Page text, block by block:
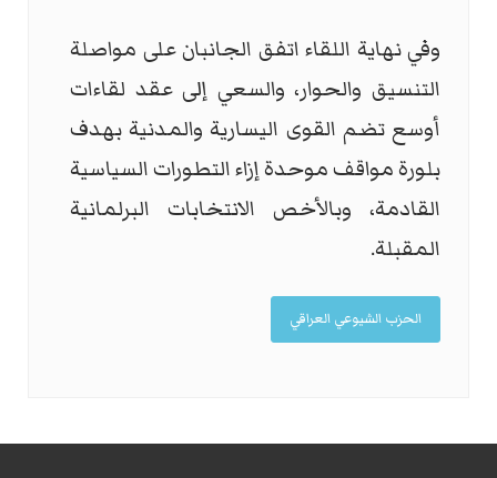
وفي نهاية اللقاء اتفق الجانبان على مواصلة
التنسيق والحوار، والسعي إلى عقد لقاءات
أوسع تضم القوى اليسارية والمدنية بهدف
بلورة مواقف موحدة إزاء التطورات السياسية
القادمة، وبالأخص الانتخابات البرلمانية
المقبلة.
الحزب الشيوعي العراقي